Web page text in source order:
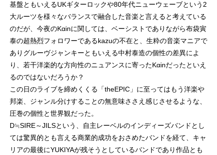
基盤ともいえるUKギターロックや80年代ニューウェーブという2
大ルーツを様々なバランスで融合した音楽と言えると考えている
のだが、今夜のKαinに関しては、ベーシストでありながら布袋寅
泰の超熱烈フォロワーであるkazuの不在と、生粋の音楽マニアで
ありグルーヴジャンキーともいえる中村泰造の個性の差異によ
り、若干洋楽的な方向性のニュアンスに寄ったKαinだったといえ
るのではないだろうか？
この日のライブを締めくくる「theEPIC」に至ってはもう洋楽や
邦楽、ジャンル分けすることの無意味ささえ感じさせるような、
圧巻の個性と世界観だった。
D≒SIRE～JILSという、自主レーベルのインディーズバンドとし
ては驚異的とも言える商業的成功をおさめたバンドを経て、キャ
リアの最後にYUKIYAが残そうとしているバンドであり作品とも